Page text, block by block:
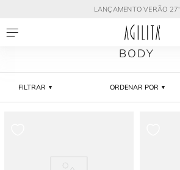
LANÇAMENTO VERÃO 27'
BODY
FILTRAR ORDENAR POR